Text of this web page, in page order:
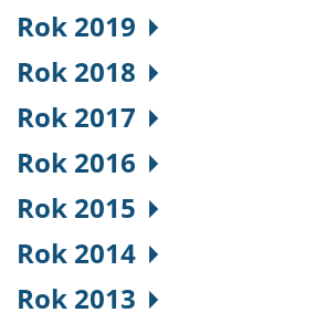
Rok 2019
Rok 2018
Rok 2017
Rok 2016
Rok 2015
Rok 2014
Rok 2013